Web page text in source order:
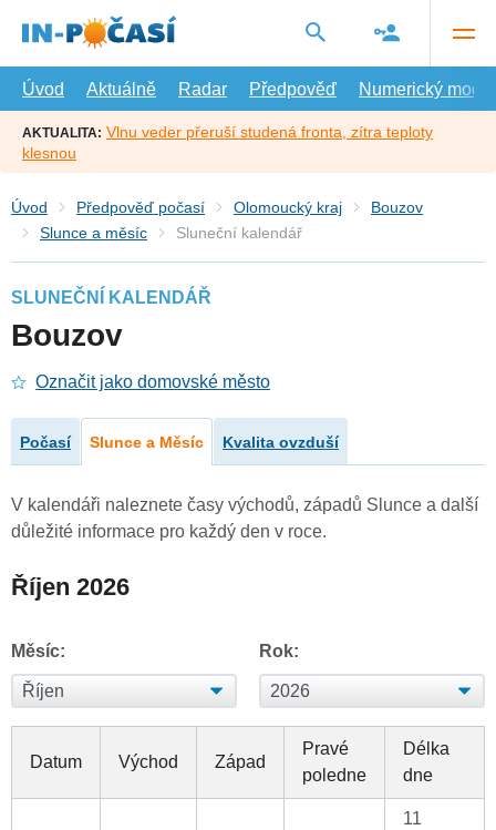
hlavní
Úvod
Aktuálně Radar Předpověď Numerický model
AKTUALITA: Vlnu veder přeruší studená fronta, zítra teploty
klesnou
Úvod Předpověď počasí Olomoucký kraj
Bouzov
Slunce a měsíc
Sluneční kalendář
SLUNEČNÍ KALENDÁŘ
Bouzov
Označit jako domovské město
Počasí Slunce a Měsíc Kvalita ovzduší
V kalendáři naleznete časy východů, západů Slunce a další
důležité informace pro každý den v roce.
Říjen 2026
Měsíc: Rok:
Datum Východ Západ
Pravé
poledne
Délka
dne
11